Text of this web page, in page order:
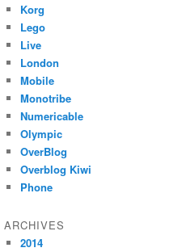
Korg
Lego
Live
London
Mobile
Monotribe
Numericable
Olympic
OverBlog
Overblog Kiwi
Phone
ARCHIVES
2014